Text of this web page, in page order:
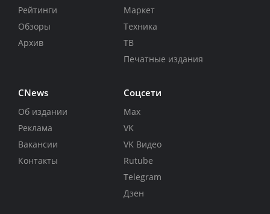
Рейтинги
Обзоры
Архив
Маркет
Техника
ТВ
Печатные издания
CNews
Об издании
Реклама
Вакансии
Контакты
Соцсети
Max
VK
VK Видео
Rutube
Telegram
Дзен